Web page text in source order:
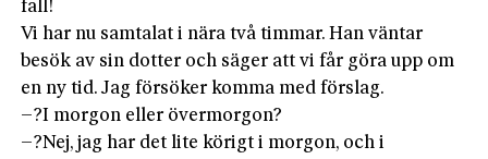
fall!
Vi har nu samtalat i nära två timmar. Han väntar
besök av sin dotter och säger att vi får göra upp om
en ny tid. Jag försöker komma med förslag.
–?I morgon eller övermorgon?
–?Nej, jag har det lite körigt i morgon, och i